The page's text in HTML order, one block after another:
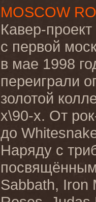
MOSCOW
Кавер-
с первой
в мае 1998
переиграли
золотой
х\90-х. От
до
Наряду с
Sabbath, Iron